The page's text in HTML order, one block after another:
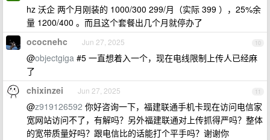
hz 沃企 两个月刚装的 1000/300 299/月（实际 399 ），25%余
量 1200/400 。而且这个套餐出几个月就停办了
10
ococnehc Jun 27, 2025
@objectgiga #5 一直想着入一个，现在电线限制上传人已经麻
了
11
chixinzei Jun 27, 2025
@z919126592 你好咨询一下，福建联通手机卡现在访问电信家
宽网站访问不了，有解吗？另外福建联通对上传抓得严吗？整体
的宽带质量好吗？跟电信比的话能打个平手吗？谢谢你